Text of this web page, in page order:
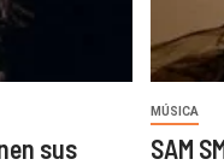
sus
MÚSICA
SAM